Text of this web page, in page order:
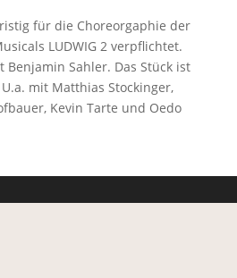
für die Choreorgaphie der
LUDWIG 2 verpflichtet.
Benjamin Sahler. Das Stück ist
mit Matthias Stockinger,
Kevin Tarte und Oedo